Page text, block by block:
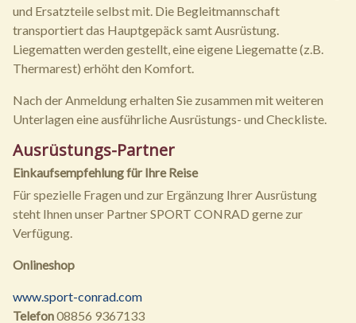
und Ersatzteile selbst mit. Die Begleitmannschaft
transportiert das Hauptgepäck samt Ausrüstung.
Liegematten werden gestellt, eine eigene Liegematte (z.B.
Thermarest) erhöht den Komfort.
Nach der Anmeldung erhalten Sie zusammen mit weiteren
Unterlagen eine ausführliche Ausrüstungs- und Checkliste.
Ausrüstungs-Partner
Einkaufsempfehlung für Ihre Reise
Für spezielle Fragen und zur Ergänzung Ihrer Ausrüstung
steht Ihnen unser Partner SPORT CONRAD gerne zur
Verfügung.
Onlineshop
www.sport-conrad.com
Telefon08856 9367133